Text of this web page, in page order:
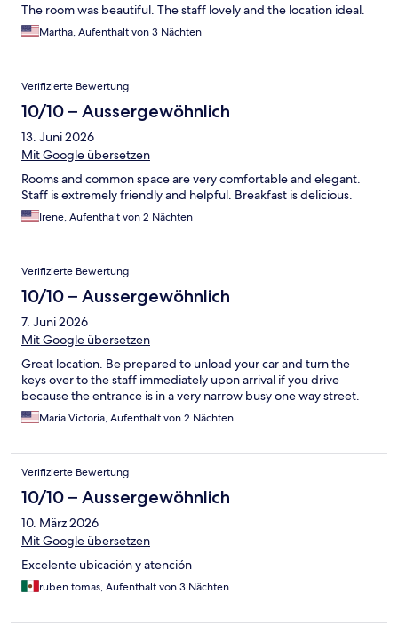
The room was beautiful. The staff lovely and the location ideal.
Martha, Aufenthalt von 3 Nächten
Verifizierte Bewertung
10/10 – Aussergewöhnlich
13. Juni 2026
Mit Google übersetzen
Rooms and common space are very comfortable and elegant.
Staff is extremely friendly and helpful. Breakfast is delicious.
Irene, Aufenthalt von 2 Nächten
Verifizierte Bewertung
10/10 – Aussergewöhnlich
7. Juni 2026
Mit Google übersetzen
Great location. Be prepared to unload your car and turn the
keys over to the staff immediately upon arrival if you drive
because the entrance is in a very narrow busy one way street.
Maria Victoria, Aufenthalt von 2 Nächten
Verifizierte Bewertung
10/10 – Aussergewöhnlich
10. März 2026
Mit Google übersetzen
Excelente ubicación y atención
ruben tomas, Aufenthalt von 3 Nächten